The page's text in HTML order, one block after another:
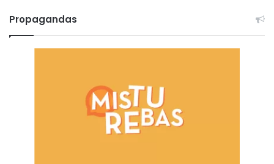
Propagandas